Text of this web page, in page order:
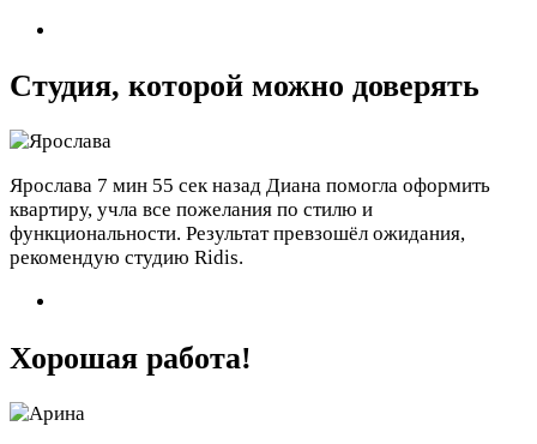
Студия, которой можно доверять
Ярослава 7 мин 55 сек назад Диана помогла оформить
квартиру, учла все пожелания по стилю и
функциональности. Результат превзошёл ожидания,
рекомендую студию Ridis.
Хорошая работа!